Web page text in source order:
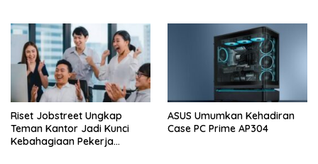
Riset Jobstreet Ungkap
Teman Kantor Jadi Kunci
Kebahagiaan Pekerja
ASUS Umumkan Kehadiran
Case PC Prime AP304